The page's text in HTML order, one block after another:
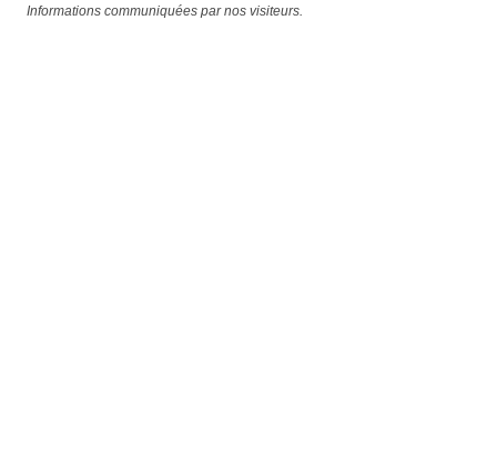
Informations communiquées par nos visiteurs.